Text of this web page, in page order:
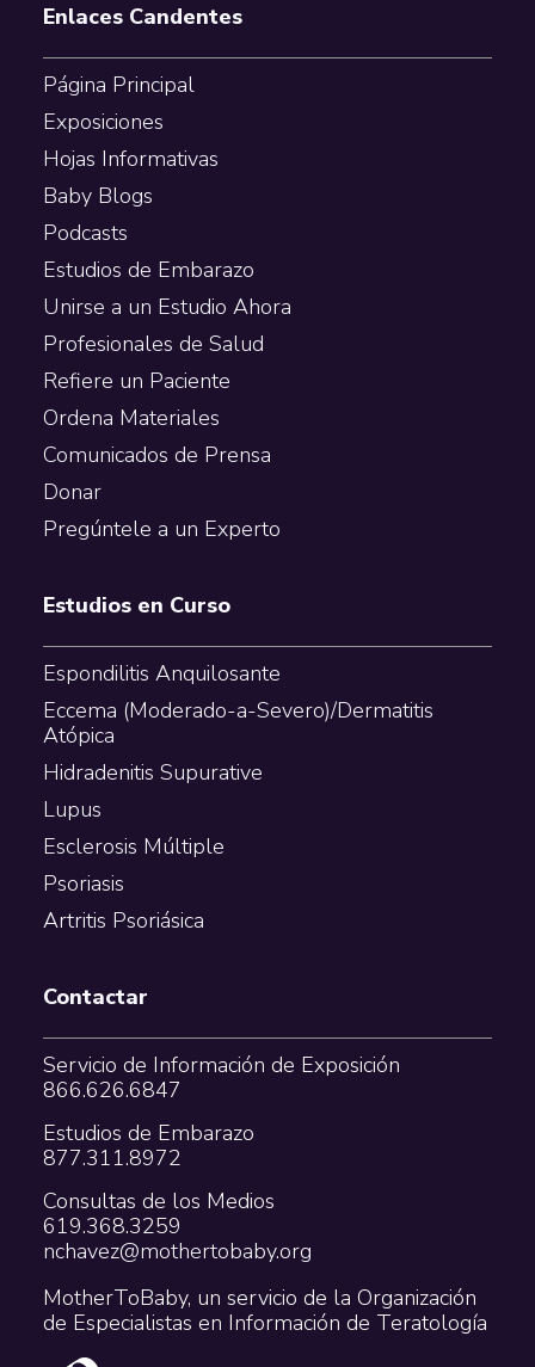
Enlaces Candentes
Página Principal
Exposiciones
Hojas Informativas
Baby Blogs
Podcasts
Estudios de Embarazo
Unirse a un Estudio Ahora
Profesionales de Salud
Refiere un Paciente
Ordena Materiales
Comunicados de Prensa
Donar
Pregúntele a un Experto
Estudios en Curso
Espondilitis Anquilosante
Eccema (Moderado-a-Severo)/Dermatitis
Atópica
Hidradenitis Supurative
Lupus
Esclerosis Múltiple
Psoriasis
Artritis Psoriásica
Contactar
Servicio de Información de Exposición
866.626.6847
Estudios de Embarazo
877.311.8972
Consultas de los Medios
619.368.3259
nchavez@mothertobaby.org
MotherToBaby, un servicio de la Organización
de Especialistas en Información de Teratología